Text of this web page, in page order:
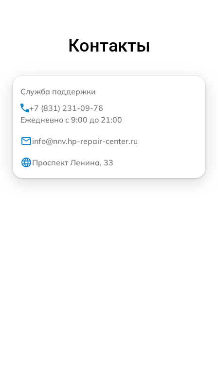
Контакты
Служба поддержки
+7 (831) 231-09-76
Ежедневно с 9:00 до 21:00
info@nnv.hp-repair-center.ru
Проспект Ленина, 33